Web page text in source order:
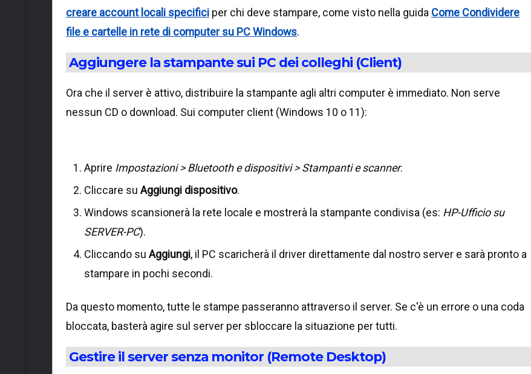
creare account locali specifici per chi deve stampare, come visto nella guida Come Condividere
file e cartelle in rete di computer su PC Windows.
Aggiungere la stampante sui PC dei colleghi (Client)
Ora che il server è attivo, distribuire la stampante agli altri computer è immediato. Non serve
nessun CD o download. Sui computer client (Windows 10 o 11):
Aprire Impostazioni > Bluetooth e dispositivi > Stampanti e scanner.
Cliccare su Aggiungi dispositivo.
Windows scansionerà la rete locale e mostrerà la stampante condivisa (es: HP-Ufficio su
SERVER-PC).
Cliccando su Aggiungi, il PC scaricherà il driver direttamente dal nostro server e sarà pronto a
stampare in pochi secondi.
Da questo momento, tutte le stampe passeranno attraverso il server. Se c'è un errore o una coda
bloccata, basterà agire sul server per sbloccare la situazione per tutti.
Gestire il server senza monitor (Remote Desktop)